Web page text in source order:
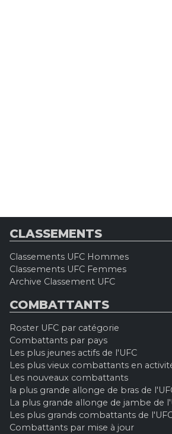
CLASSEMENTS
Classements UFC Hommes
Classements UFC Femmes
Archive Classement UFC
COMBATTANTS
Roster UFC par catégorie
Combattants par pays
Les plus jeunes actifs de l'UFC
Les plus vieux combattants en
Les nouveaux combattants
la plus grande allonge de bras de
La plus grande allonge de jambe de
Les plus grands combattants de
Combattants par mise à jour